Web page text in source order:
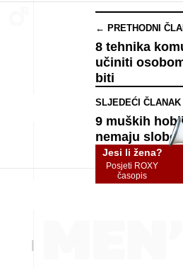
← PRETHODNI
8 tehnika
učiniti
biti
SLJEDEĆI
9 muških
nemaju
Jesi li žena?
Posjeti ROXY
časopis